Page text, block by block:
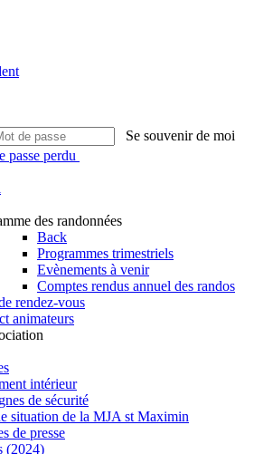
Se souvenir de moi
passe perdu
des randonnées
Back
Programmes trimestriels
Evènements à venir
Comptes rendus annuel des randos
rendez-vous
animateurs
intérieur
de sécurité
situation de la MJA st Maximin
de presse
(2024)